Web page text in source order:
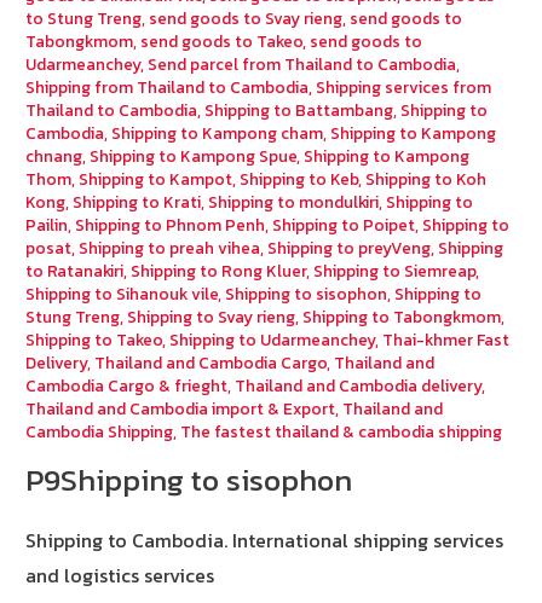
to Stung Treng, send goods to Svay rieng, send goods to
Tabongkmom, send goods to Takeo, send goods to
Udarmeanchey, Send parcel from Thailand to Cambodia,
Shipping from Thailand to Cambodia, Shipping services from
Thailand to Cambodia, Shipping to Battambang, Shipping to
Cambodia, Shipping to Kampong cham, Shipping to Kampong
chnang, Shipping to Kampong Spue, Shipping to Kampong
Thom, Shipping to Kampot, Shipping to Keb, Shipping to Koh
Kong, Shipping to Krati, Shipping to mondulkiri, Shipping to
Pailin, Shipping to Phnom Penh, Shipping to Poipet, Shipping to
posat, Shipping to preah vihea, Shipping to preyVeng, Shipping
to Ratanakiri, Shipping to Rong Kluer, Shipping to Siemreap,
Shipping to Sihanouk vile, Shipping to sisophon, Shipping to
Stung Treng, Shipping to Svay rieng, Shipping to Tabongkmom,
Shipping to Takeo, Shipping to Udarmeanchey, Thai-khmer Fast
Delivery, Thailand and Cambodia Cargo, Thailand and
Cambodia Cargo & frieght, Thailand and Cambodia delivery,
Thailand and Cambodia import & Export, Thailand and
Cambodia Shipping, The fastest thailand & cambodia shipping
P9Shipping to sisophon
Shipping to Cambodia. International shipping services
and logistics services